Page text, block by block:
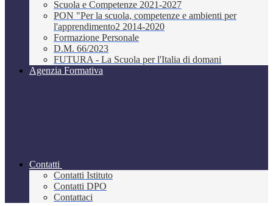
Scuola e Competenze 2021-2027
PON "Per la scuola, competenze e ambienti per
l'apprendimento2 2014-2020
Formazione Personale
D.M. 66/2023
FUTURA - La Scuola per l'Italia di domani
Agenzia Formativa
Contatti
Contatti Istituto
Contatti DPO
Contattaci